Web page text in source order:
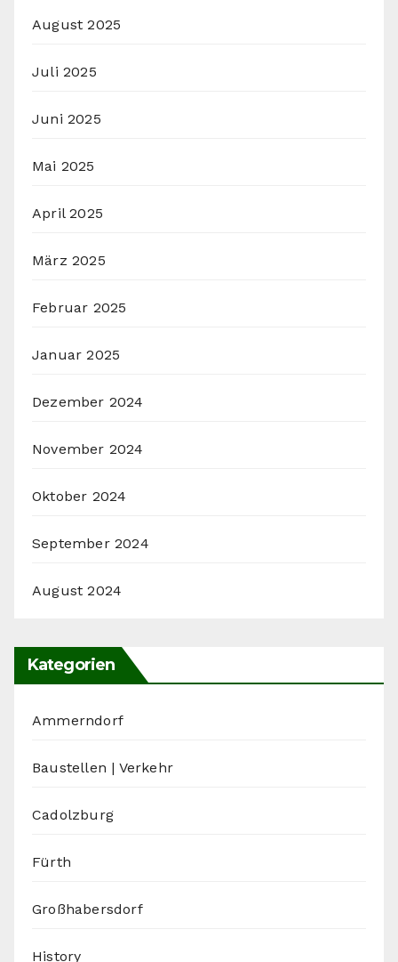
August 2025
Juli 2025
Juni 2025
Mai 2025
April 2025
März 2025
Februar 2025
Januar 2025
Dezember 2024
November 2024
Oktober 2024
September 2024
August 2024
Kategorien
Ammerndorf
Baustellen | Verkehr
Cadolzburg
Fürth
Großhabersdorf
History